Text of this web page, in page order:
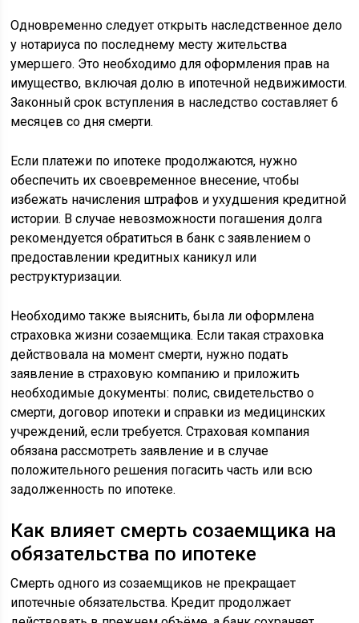
Одновременно следует открыть наследственное дело
у нотариуса по последнему месту жительства
умершего. Это необходимо для оформления прав на
имущество, включая долю в ипотечной недвижимости.
Законный срок вступления в наследство составляет 6
месяцев со дня смерти.
Если платежи по ипотеке продолжаются, нужно
обеспечить их своевременное внесение, чтобы
избежать начисления штрафов и ухудшения кредитной
истории. В случае невозможности погашения долга
рекомендуется обратиться в банк с заявлением о
предоставлении кредитных каникул или
реструктуризации.
Необходимо также выяснить, была ли оформлена
страховка жизни созаемщика. Если такая страховка
действовала на момент смерти, нужно подать
заявление в страховую компанию и приложить
необходимые документы: полис, свидетельство о
смерти, договор ипотеки и справки из медицинских
учреждений, если требуется. Страховая компания
обязана рассмотреть заявление и в случае
положительного решения погасить часть или всю
задолженность по ипотеке.
Как влияет смерть созаемщика на
обязательства по ипотеке
Смерть одного из созаемщиков не прекращает
ипотечные обязательства. Кредит продолжает